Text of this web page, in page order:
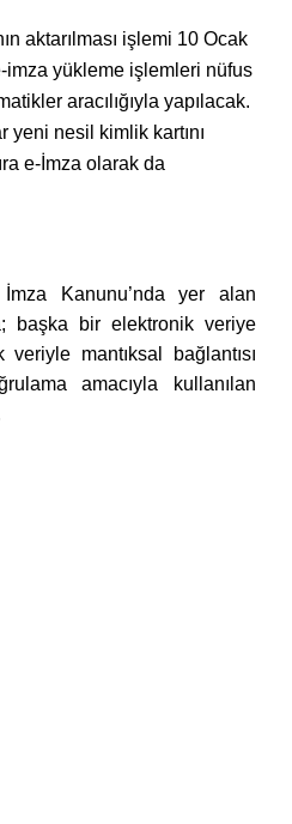
aktarılması işlemi 10 Ocak
imza yükleme işlemleri nüfus
aracılığıyla yapılacak.
nesil kimlik kartını
e-İmza olarak da
Kanunu’nda yer alan
başka bir elektronik veriye
mantıksal bağlantısı
amacıyla kullanılan